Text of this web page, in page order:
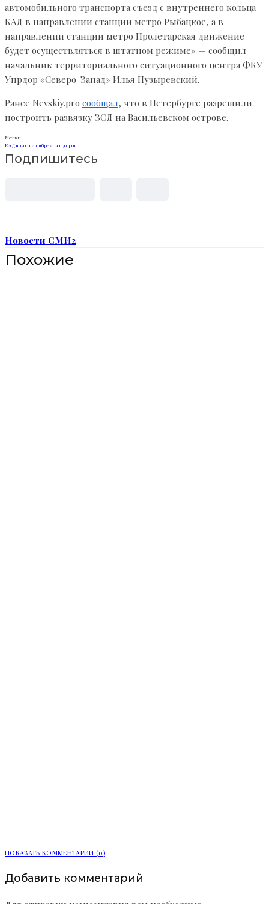
автомобильного транспорта съезд с внутреннего кольца
КАД в направлении станции метро Рыбацкое, а в
направлении станции метро Пролетарская движение
будет осуществляться в штатном режиме» — сообщил
начальник территориального ситуационного центра ФКУ
Упрдор «Северо-Запад» Илья Пузыревский.
Ранее Nevskiy.pro сообщал, что в Петербурге разрешили
построить развязку ЗСД на Васильевском острове.
Метки
КАДновости спбремонт дорог
Подпишитесь
Новости СМИ2
Похожие
ПОКАЗАТЬ КОММЕНТАРИИ (0)
Добавить комментарий